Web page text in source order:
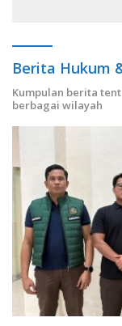
Berita Hukum
Kumpulan berita
berbagai wilayah